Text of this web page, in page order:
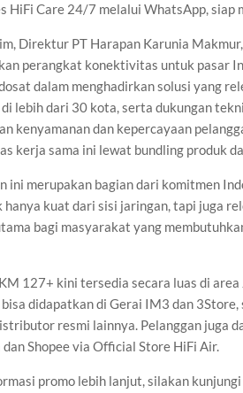
HiFi Care 24/7 melalui WhatsApp, siap
Direktur PT Harapan Karunia
perangkat konektivitas untuk pasar
dalam menghadirkan solusi yang
lebih dari 30 kota, serta dukungan
kenyamanan dan kepercayaan
kerja sama ini lewat bundling produk
ini merupakan bagian dari komitmen
hanya kuat dari sisi jaringan, tapi juga
bagi masyarakat yang
127+ kini tersedia secara luas di
didapatkan di Gerai IM3 dan
resmi lainnya. Pelanggan juga
dan Shopee via Official Store HiFi Air.
promo lebih lanjut, silakan